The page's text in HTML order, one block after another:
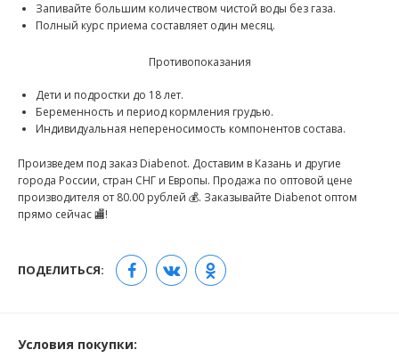
Запивайте большим количеством чистой воды без газа.
Полный курс приема составляет один месяц.
Противопоказания
Дети и подростки до 18 лет.
Беременность и период кормления грудью.
Индивидуальная непереносимость компонентов состава.
Произведем под заказ Diabenot. Доставим в Казань и другие
города России, стран СНГ и Европы. Продажа по оптовой цене
производителя от 80.00 рублей 💰. Заказывайте Diabenot оптом
прямо сейчас 🏬!
ПОДЕЛИТЬСЯ:
Условия покупки: